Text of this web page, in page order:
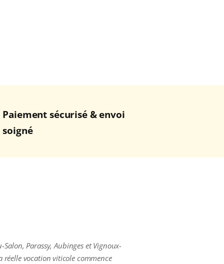
Paiement sécurisé & envoi
soigné
Parassy, Aubinges et Vignoux-
réelle vocation viticole commence